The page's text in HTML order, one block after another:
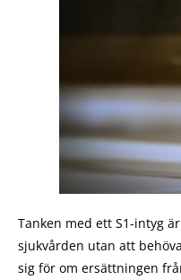
Tanken med ett S1-intyg
sjukvården utan att
sig för om ersättningen